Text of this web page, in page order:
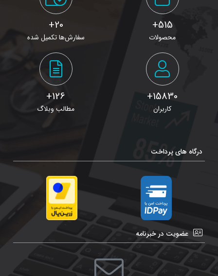
515+
محصولات
20+
سفارش‌ها تکمیل شده
15830+
کاربران
126+
مطالب وبلاگ
درگاه های پرداخت
عضویت در خبرنامه